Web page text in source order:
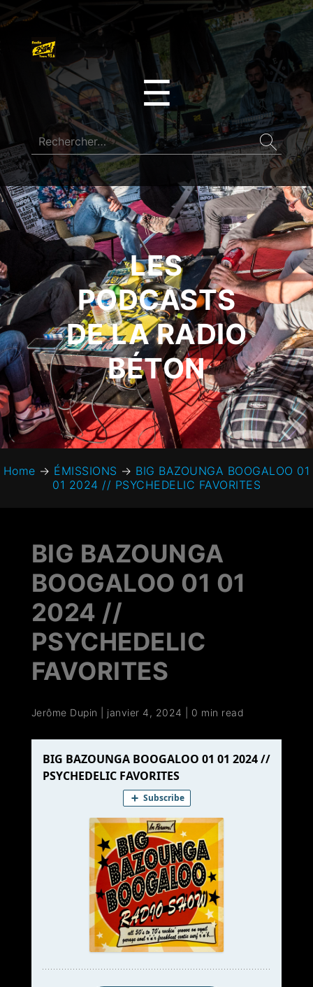
☰
LES
PODCASTS
DE LA RADIO
BÉTON
Home → ÉMISSIONS → BIG BAZOUNGA BOOGALOO 01
01 2024 // PSYCHEDELIC FAVORITES
BIG BAZOUNGA
BOOGALOO 01 01
2024 //
PSYCHEDELIC
FAVORITES
Jerôme Dupin janvier 4, 2024 0 min read